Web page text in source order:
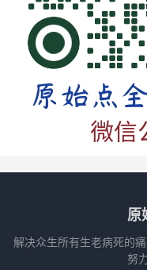
原
解决众生所有生老病死的
努